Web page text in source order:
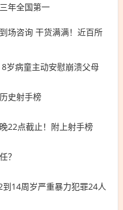
年全国第一
场咨询 干货满满！近百所
岁病童主动安慰崩溃父母
史射手榜
22点截止！附上射手榜
？
14周岁严重暴力犯罪24人